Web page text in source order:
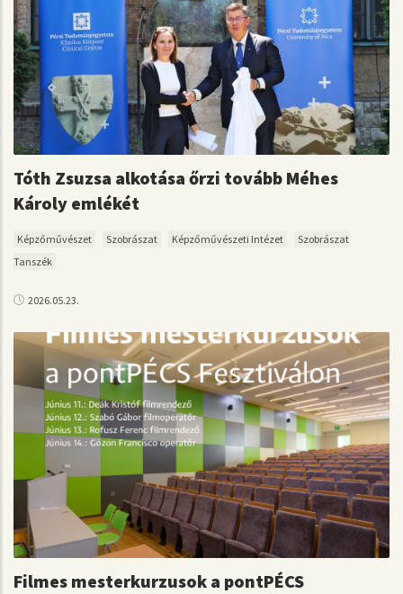
Tóth Zsuzsa alkotása őrzi tovább Méhes
Károly emlékét
Képzőművészet Szobrászat Képzőművészeti Intézet
Szobrászat
Tanszék
2026.05.23.
Filmes mesterkurzusok a pontPÉCS